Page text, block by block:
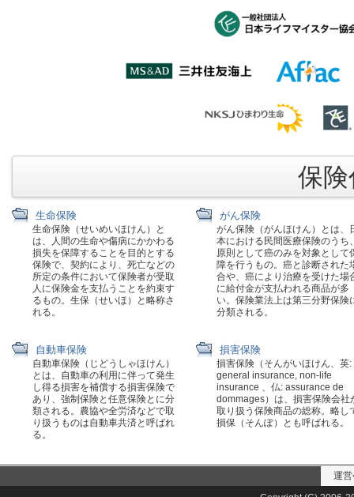
保
生命保険
生命保険（せいめいほけん）と
は、人間の生命や傷病にかかわる
損失を保障することを目的とする
保険で、契約により、死亡などの
所定の条件において保険者が受取
人に保険金を支払うことを約束す
るもの。生保（せいほ）と略称さ
れる。
がん保険
がん保険（がんほけん）とは、
本における民間医療保険のうち
原則として癌のみを対象として
障を行うもの。癌と診断された
合や、癌により治療を受けた場
に給付金が支払われる商品が多
い。保険業法上は第三分野保険
分類される。
自動車保険
自動車保険（じどうしゃほけん）
とは、自動車の利用に伴って発生
し得る損害を補償する損害保険で
あり、強制保険と任意保険とに分
類される。農協や全労済などで取
り扱うものは自動車共済と呼ばれ
る。
損害保険
損害保険（そんがいほけん、英:
general insurance, non-life
insurance 、仏: assurance de
dommages）は、損害保険会社
取り扱う保険商品の総称。略し
損保（そんぽ）とも呼ばれる。
運